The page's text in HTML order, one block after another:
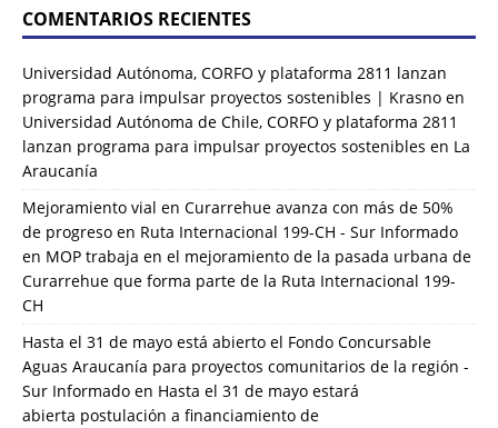
COMENTARIOS RECIENTES
Universidad Autónoma, CORFO y plataforma 2811 lanzan
programa para impulsar proyectos sostenibles | Krasno en
Universidad Autónoma de Chile, CORFO y plataforma 2811
lanzan programa para impulsar proyectos sostenibles en La
Araucanía
Mejoramiento vial en Curarrehue avanza con más de 50%
de progreso en Ruta Internacional 199-CH - Sur Informado
en MOP trabaja en el mejoramiento de la pasada urbana de
Curarrehue que forma parte de la Ruta Internacional 199-
CH
Hasta el 31 de mayo está abierto el Fondo Concursable
Aguas Araucanía para proyectos comunitarios de la región -
Sur Informado en Hasta el 31 de mayo estará
abierta postulación a financiamiento de